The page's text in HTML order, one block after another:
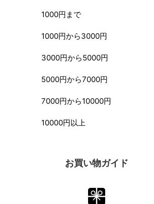
1000円まで
1000円から3000円
3000円から5000円
5000円から7000円
7000円から10000円
10000円以上
お買い物ガイド